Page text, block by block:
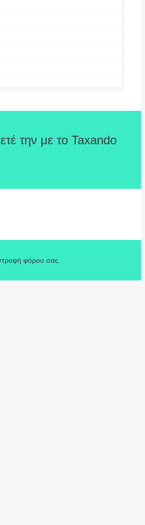
την με το Taxando
φόρου σας.